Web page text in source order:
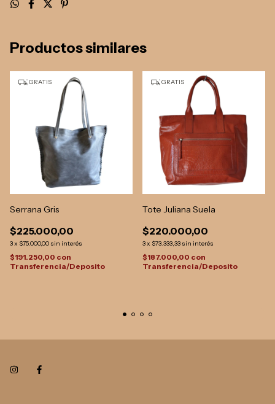
Productos similares
GRATIS
Serrana Gris
$225.000,00
3x $75.000,00 sin interés
$191.250,00 con
Transferencia/Deposito
GRATIS
Tote Juliana Suela
$220.000,00
3x $73.333,33 sin interés
$187.000,00 con
Transferencia/Deposito